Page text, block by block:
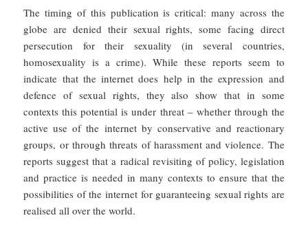
The timing of this publication is critical: many across the
globe are denied their sexual rights, some facing direct
persecution for their sexuality (in several countries,
homosexuality is a crime). While these reports seem to
indicate that the internet does help in the expression and
defence of sexual rights, they also show that in some
contexts this potential is under threat – whether through the
active use of the internet by conservative and reactionary
groups, or through threats of harassment and violence. The
reports suggest that a radical revisiting of policy, legislation
and practice is needed in many contexts to ensure that the
possibilities of the internet for guaranteeing sexual rights are
realised all over the world.